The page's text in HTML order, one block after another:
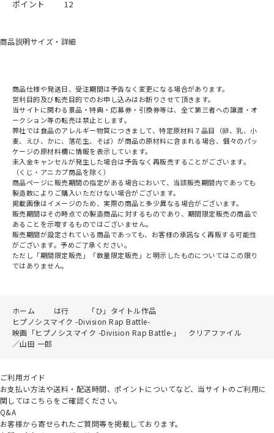
ポイント
12
商品説明サイズ・詳細
商品仕様や発送日、受注期間は予告なく変更になる場合があります。
営利目的及び転売目的でのお申し込みはお断りさせて頂きます。
当サイトに関わる景品・特典・応募券・引換券等は、全て第三者への譲渡・オ
ークション等の転売は禁止とします。
弊社では食品のアレルギー物質につきまして、特定原材料７品目（卵、乳、小
麦、えび、かに、落花生、そば）が商品の原材料に含まれる場合、個々のパッ
ケージの原材料欄に情報を表示しています。
未入金キャンセルが発生した場合は予告なく再販売することがございます。
（くじ・アニカプ商品を除く）
商品ページに販売期間の指定がある場合において、当該販売期間内であっても
製造数によりご購入いただけない場合がございます。
掲載画像はイメージのため、実際の商品と多少異なる場合がございます。
販売期間はその時点での製造商品に対するものであり、期間限定販売の商品で
あることを示唆するものではございません。
販売期間が設定されている商品であっても、お客様の承諾なく再販する可能性
がございます。予めご了承ください。
ただし「期間限定販売」「数量限定販売」と明示したものについてはこの限り
ではありません。
ホーム は行
「ひ」タイトル作品
ヒプノシスマイク -Division Rap Battle-
映画「ヒプノシスマイク -Division Rap Battle-」 クリアファイル
／山田 一郎
ご利用ガイド
お支払い方法や送料・配送時間、ポイントについてなど、当サイトのご利用に
関してはこちらをご確認ください。
Q&A
お客様から寄せられたご質問等を掲載しております。